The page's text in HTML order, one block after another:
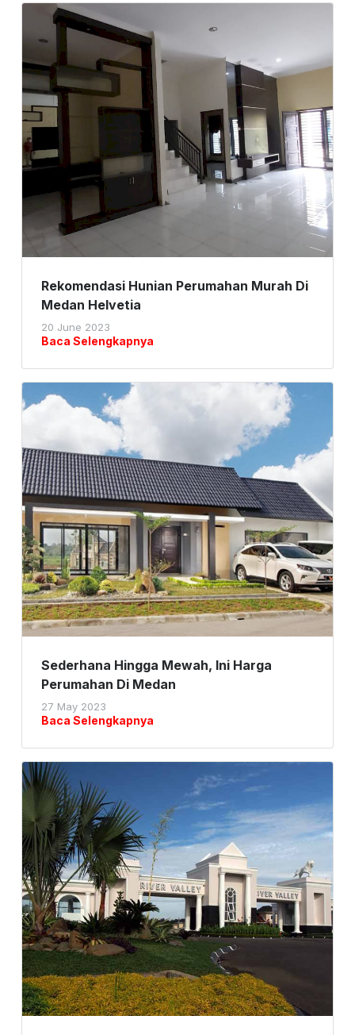
Rekomendasi Hunian Perumahan Murah Di
Medan Helvetia
20 June 2023
Baca Selengkapnya
Sederhana Hingga Mewah, Ini Harga
Perumahan Di Medan
27 May 2023
Baca Selengkapnya